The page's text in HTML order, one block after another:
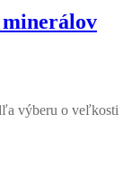
výberu o veľkosti